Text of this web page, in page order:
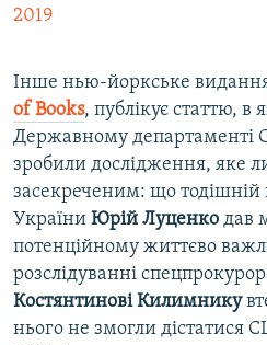
2019
Інше нью-йоркське
of Books, публікує статтю, в
Державному департаменті
зробили дослідження, яке
засекреченим: що
України Юрій Луценко дав
потенційному життєво
розслідуванні
Костянтинові Килимнику
нього не змогли дістатися